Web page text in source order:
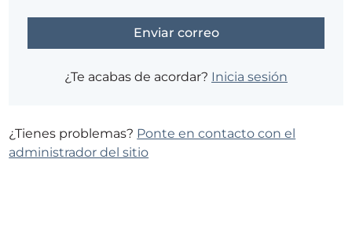
¿Te acabas de acordar? Inicia sesión
¿Tienes problemas? Ponte en contacto con el
administrador del sitio